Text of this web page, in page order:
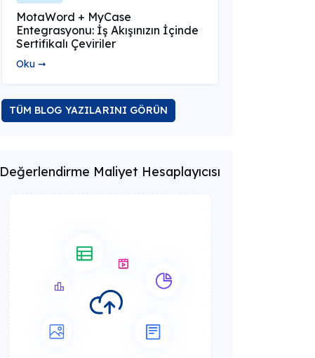
MotaWord + MyCase
Entegrasyonu: İş Akışınızın İçinde
Sertifikalı Çeviriler
Oku ➞
TÜM BLOG YAZILARINI GÖRÜN
Değerlendirme Maliyet Hesaplayıcısı